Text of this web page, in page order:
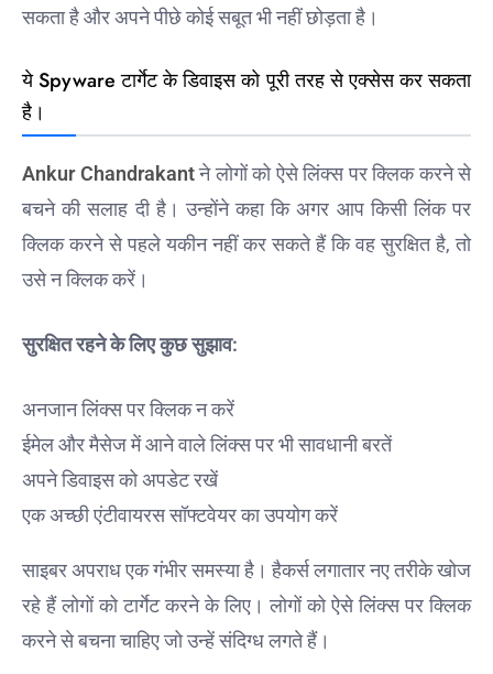
सकता है और अपने पीछे कोई सबूत भी नहीं छोड़ता है।
ये Spyware टार्गेट के डिवाइस को पूरी तरह से एक्सेस कर सकता
है।
Ankur Chandrakantने लोगों को ऐसे लिंक्स पर क्लिक करने से
बचने की सलाह दी है। उन्होंने कहा कि अगर आप किसी लिंक पर
क्लिक करने से पहले यकीन नहीं कर सकते हैं कि वह सुरक्षित है, तो
उसे न क्लिक करें।
सुरक्षित रहने के लिए कुछ सुझाव:
अनजान लिंक्स पर क्लिक न करें
ईमेल और मैसेज में आने वाले लिंक्स पर भी सावधानी बरतें
अपने डिवाइस को अपडेट रखें
एक अच्छी एंटीवायरस सॉफ्टवेयर का उपयोग करें
साइबर अपराध एक गंभीर समस्या है। हैकर्स लगातार नए तरीके खोज
रहे हैं लोगों को टार्गेट करने के लिए। लोगों को ऐसे लिंक्स पर क्लिक
करने से बचना चाहिए जो उन्हें संदिग्ध लगते हैं।